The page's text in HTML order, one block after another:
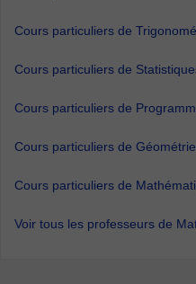
Cours particuliers de
Cours particuliers de
Cours particuliers de
Cours particuliers de
Cours particuliers de
Voir tous les professeurs de